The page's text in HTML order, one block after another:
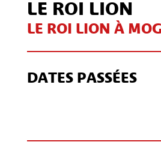
LE ROI LION
LE ROI LION À
DATES PASSÉES